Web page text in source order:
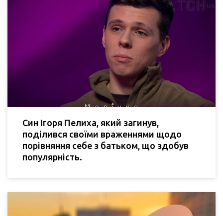
Син Ігоря Пелиха, який загинув,
поділився своїми враженнями щодо
порівняння себе з батьком, що здобув
популярність.